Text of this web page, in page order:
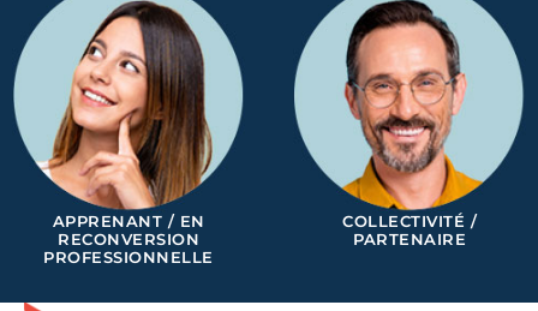
APPRENANT / EN
RECONVERSION
PROFESSIONNELLE
COLLECTIVITÉ /
PARTENAIRE